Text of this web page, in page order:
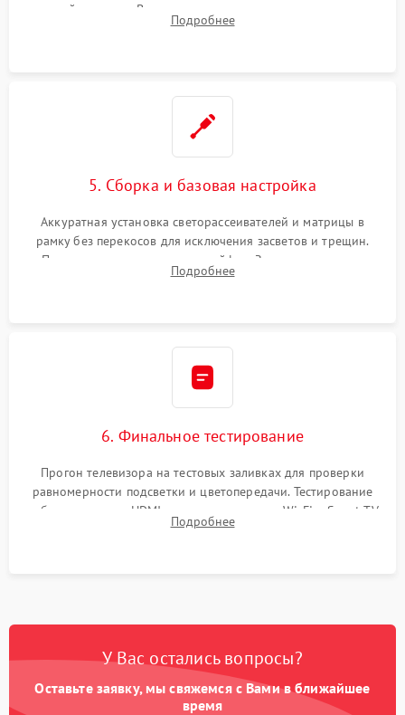
хрупкой матрицы. Восстановление поврежденных дорожек,
прошивка микросхем памяти EEPROM
Подробнее
5. Сборка и базовая настройка
Аккуратная установка светорассеивателей и матрицы в
рамку без перекосов для исключения засветов и трещин.
Подключение внутренних шлейфов. Закрытие корпуса.
Сброс настроек и обновление программного обеспечения.
Подробнее
6. Финальное тестирование
Прогон телевизора на тестовых заливках для проверки
равномерности подсветки и цветопередачи. Тестирование
работы разъемов HDMI, динамиков, модуля Wi-Fi и Smart TV
в рабочем режиме в течение нескольких часов.
Подробнее
У Вас остались вопросы?
Оставьте заявку, мы свяжемся с Вами в ближайшее
время